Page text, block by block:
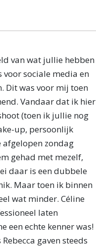
van wat jullie hebben
sociale media en
Dit was voor mij toen
Vandaar dat ik hier
(toen ik jullie nog
up, persoonlijk
afgelopen zondag
gehad met mezelf,
daar is een dubbele
Maar toen ik binnen
wat minder. Céline
laten
een echte kenner was!
gaven steeds